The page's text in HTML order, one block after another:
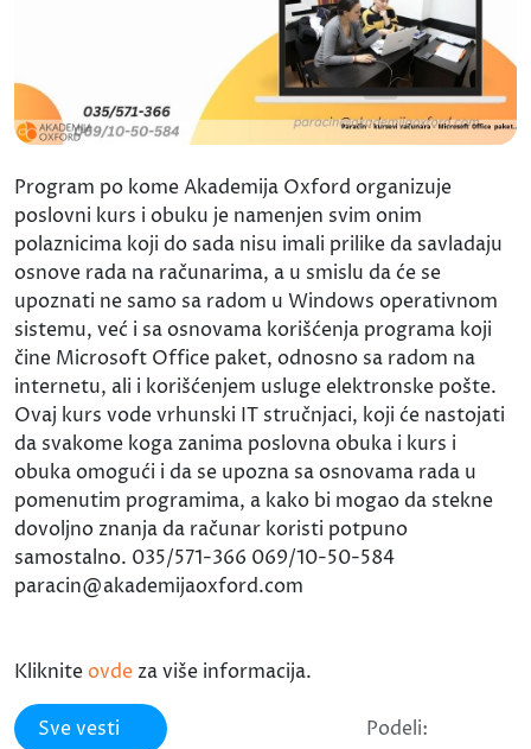
Program po kome Akademija Oxford organizuje
poslovni kurs i obuku je namenjen svim onim
polaznicima koji do sada nisu imali prilike da savladaju
osnove rada na računarima, a u smislu da će se
upoznati ne samo sa radom u Windows operativnom
sistemu, već i sa osnovama korišćenja programa koji
čine Microsoft Office paket, odnosno sa radom na
internetu, ali i korišćenjem usluge elektronske pošte.
Ovaj kurs vode vrhunski IT stručnjaci, koji će nastojati
da svakome koga zanima poslovna obuka i kurs i
obuka omogući i da se upozna sa osnovama rada u
pomenutim programima, a kako bi mogao da stekne
dovoljno znanja da računar koristi potpuno
samostalno. 035/571-366 069/10-50-584
paracin@akademijaoxford.com
Kliknite ovde za više informacija.
Sve vesti Podeli: